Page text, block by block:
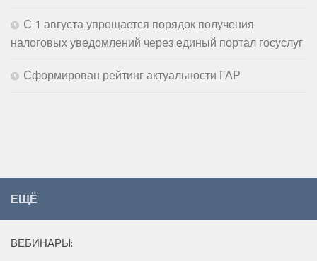
С 1 августа упрощается порядок получения
налоговых уведомлений через единый портал госуслуг
Сформирован рейтинг актуальности ГАР
ЕЩЁ
ВЕБИНАРЫ: